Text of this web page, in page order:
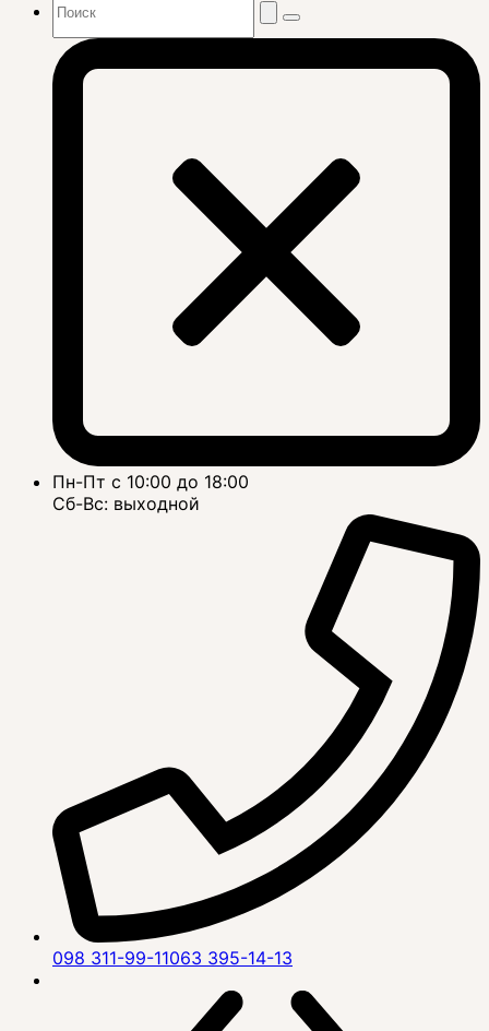
Пн-Пт с 10:00 до 18:00
Сб-Вс: выходной
098 311-99-11063 395-14-13